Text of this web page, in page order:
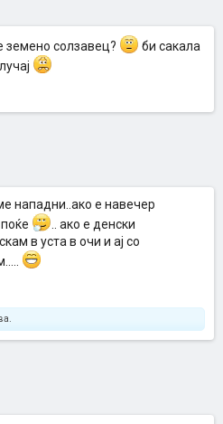
земено солзавец?
би сакала
нападни..ако е навечер
.. ако е денски
в уста в очи и ај со